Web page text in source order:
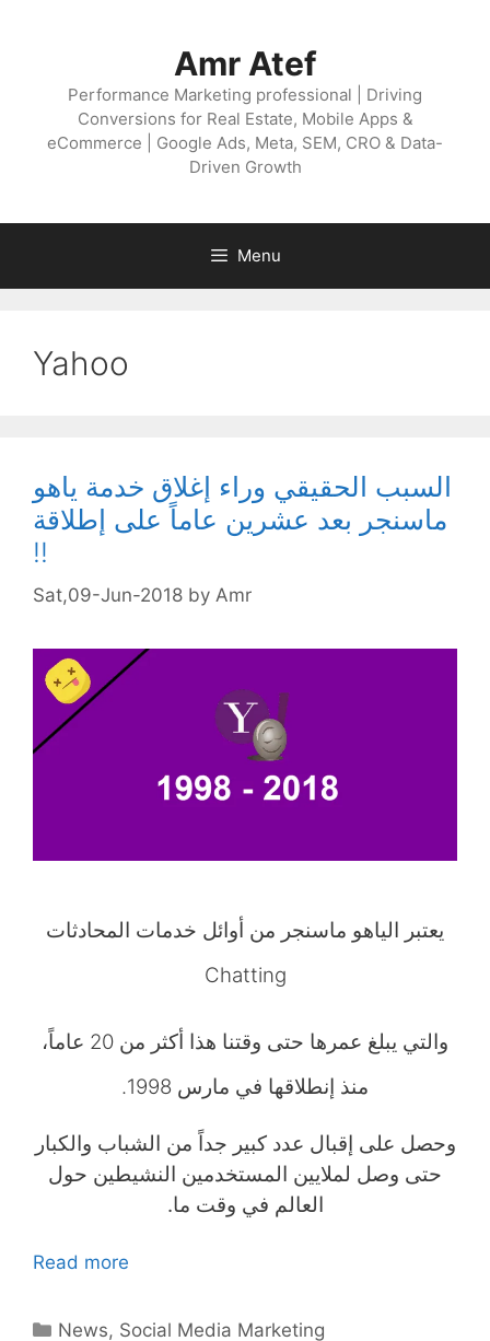
Amr Atef
Performance Marketing professional | Driving
Conversions for Real Estate, Mobile Apps &
eCommerce | Google Ads, Meta, SEM, CRO & Data-
Driven Growth
Menu
Yahoo
السبب الحقيقي وراء إغلاق خدمة ياهو
ماسنجر بعد عشرين عاماً على إطلاقة
!!
Sat,09-Jun-2018 by Amr
يعتبر الياهو ماسنجر من أوائل خدمات المحادثات
Chatting
والتي يبلغ عمرها حتى وقتنا هذا أكثر من 20 عاماً،
منذ إنطلاقها في مارس 1998.
وحصل على إقبال عدد كبير جداً من الشباب والكبار
حتى وصل لملايين المستخدمين النشيطين حول
العالم في وقت ما.
Read more
Categories
News, Social Media Marketing